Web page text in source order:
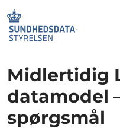
Midlertidig
datamodel
spørgsmål